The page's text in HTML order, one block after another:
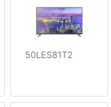
50LES81T2